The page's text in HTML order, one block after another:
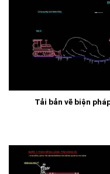
Tải bản vẽ biện